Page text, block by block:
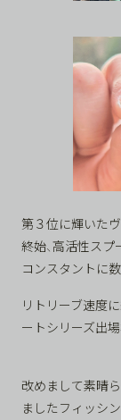
第３位に輝いた
終始、高活性ス
コンスタントに
リトリーブ速度
ートシリーズ出場
改めまして素晴
ましたフィッシ